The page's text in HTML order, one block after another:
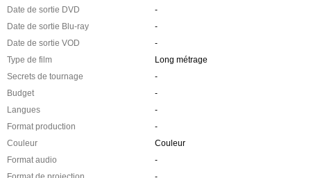
Date de sortie DVD
-
Date de sortie Blu-ray
-
Date de sortie VOD
-
Type de film
Long métrage
Secrets de tournage
-
Budget
-
Langues
-
Format production
-
Couleur
Couleur
Format audio
-